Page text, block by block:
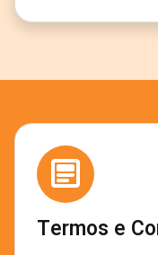
Termos e